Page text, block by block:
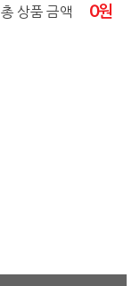
총 상품 금액 0원